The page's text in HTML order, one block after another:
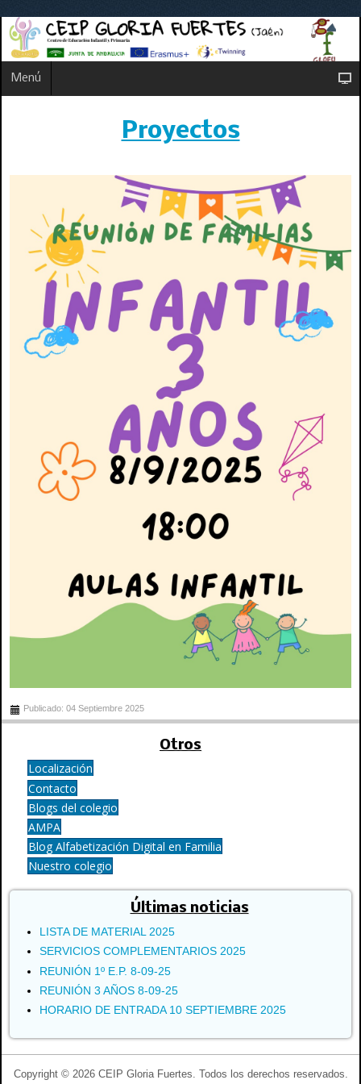
Menú
Proyectos
Publicado: 04 Septiembre 2025
Otros
Localización
Contacto
Blogs del colegio
AMPA
Blog Alfabetización Digital en Familia
Nuestro colegio
Últimas noticias
LISTA DE MATERIAL 2025
SERVICIOS COMPLEMENTARIOS 2025
REUNIÓN 1º E.P. 8-09-25
REUNIÓN 3 AÑOS 8-09-25
HORARIO DE ENTRADA 10 SEPTIEMBRE 2025
Copyright © 2026 CEIP Gloria Fuertes. Todos los derechos reservados.